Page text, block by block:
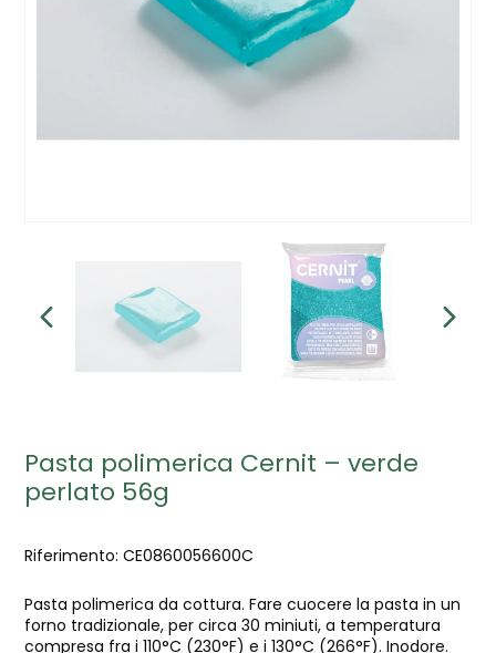
Pasta polimerica Cernit – verde
perlato 56g
Riferimento: CE0860056600C
Pasta polimerica da cottura. Fare cuocere la pasta in un
forno tradizionale, per circa 30 miniuti, a temperatura
compresa fra i 110°C (230°F) e i 130°C (266°F). Inodore.